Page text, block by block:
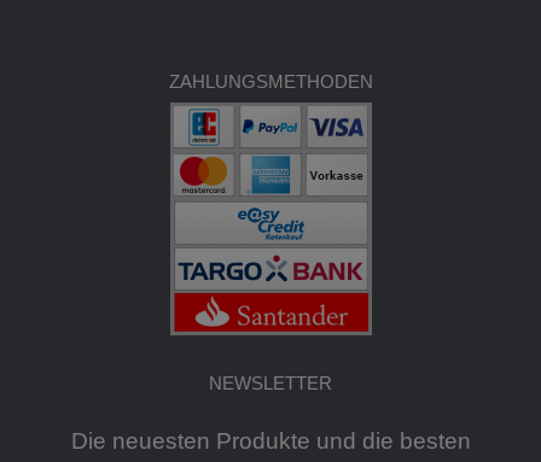
ZAHLUNGSMETHODEN
NEWSLETTER
Die neuesten Produkte und die besten